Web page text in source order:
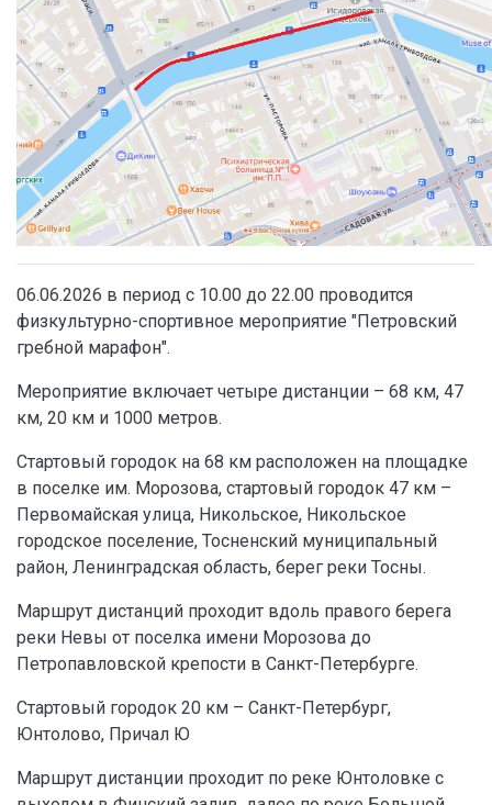
06.06.2026 в период с 10.00 до 22.00 проводится
физкультурно-спортивное мероприятие "Петровский
гребной марафон".
Мероприятие включает четыре дистанции – 68 км, 47
км, 20 км и 1000 метров.
Стартовый городок на 68 км расположен на площадке
в поселке им. Морозова, стартовый городок 47 км –
Первомайская улица, Никольское, Никольское
городское поселение, Тосненский муниципальный
район, Ленинградская область, берег реки Тосны.
Маршрут дистанций проходит вдоль правого берега
реки Невы от поселка имени Морозова до
Петропавловской крепости в Санкт-Петербурге.
Стартовый городок 20 км – Санкт-Петербург,
Юнтолово, Причал Ю
Маршрут дистанции проходит по реке Юнтоловке с